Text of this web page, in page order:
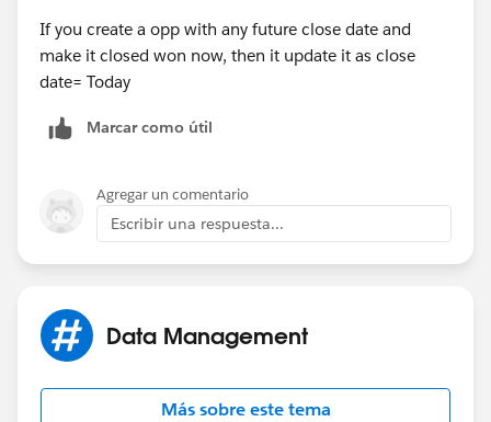
If you create a opp with any future close date and
make it closed won now, then it update it as close
date= Today
Marcar como útil
Agregar un comentario
Escribir una respuesta...
Data Management
Más sobre este tema